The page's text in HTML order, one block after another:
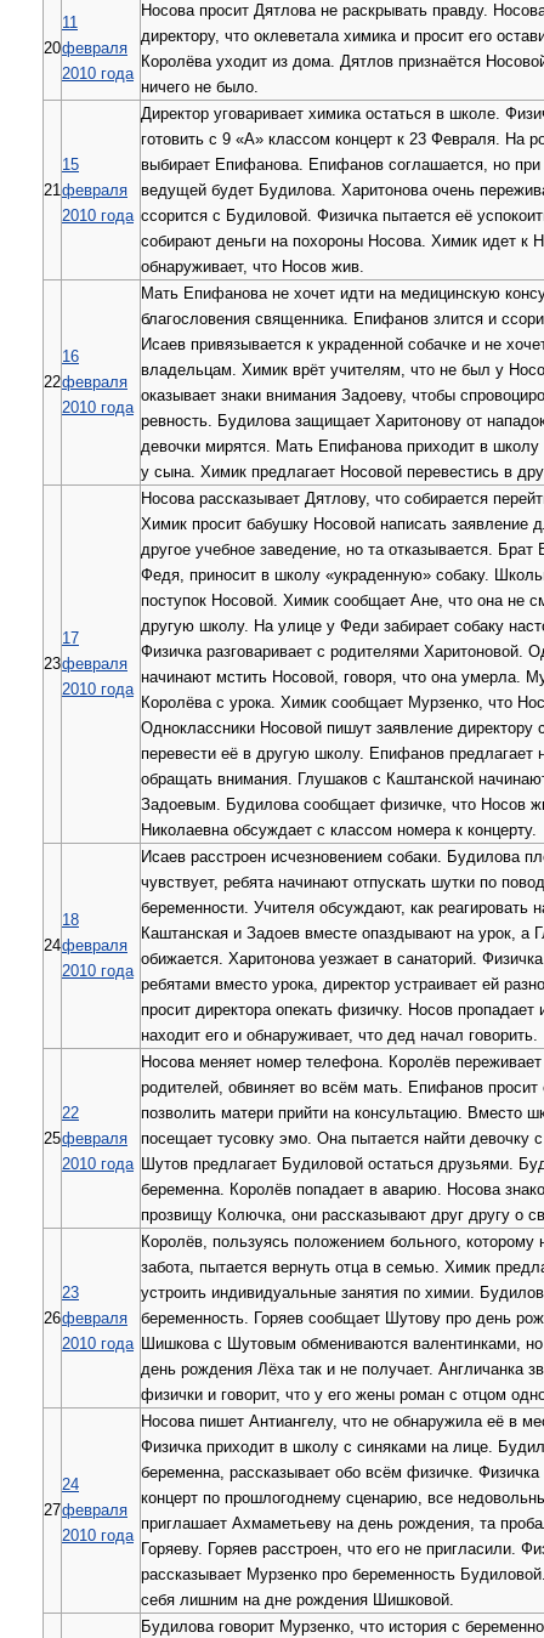
20
11
февраля
2010 года
Носова просит Дятлова не раскрывать правду.
директору, что оклеветала химика и просит его
Королёва уходит из дома. Дятлов признаётся
ничего не было.
21
15
февраля
2010 года
Директор уговаривает химика остаться в школе.
готовить с 9 «А» классом концерт к 23 Февраля. На
выбирает Епифанова. Епифанов соглашается, но при
ведущей будет Будилова. Харитонова очень
ссорится с Будиловой. Физичка пытается её
собирают деньги на похороны Носова. Химик идет к
обнаруживает, что Носов жив.
22
16
февраля
2010 года
Мать Епифанова не хочет идти на медицинскую
благословения священника. Епифанов злится и
Исаев привязывается к украденной собачке и не
владельцам. Химик врёт учителям, что не был у
оказывает знаки внимания Задоеву, чтобы
ревность. Будилова защищает Харитонову от
девочки мирятся. Мать Епифанова приходит в школу
у сына. Химик предлагает Носовой перевестись в
23
17
февраля
2010 года
Носова рассказывает Дятлову, что собирается
Химик просит бабушку Носовой написать заявление
другое учебное заведение, но та отказывается.
Федя, приносит в школу «украденную» собаку.
поступок Носовой. Химик сообщает Ане, что она не
другую школу. На улице у Феди забирает собаку
Физичка разговаривает с родителями Харитоновой.
начинают мстить Носовой, говоря, что она умерла.
Королёва с урока. Химик сообщает Мурзенко, что
Одноклассники Носовой пишут заявление директору
перевести её в другую школу. Епифанов предлагает
обращать внимания. Глушаков с Каштанской
Задоевым. Будилова сообщает физичке, что Носов
Николаевна обсуждает с классом номера к концерту.
24
18
февраля
2010 года
Исаев расстроен исчезновением собаки. Будилова
чувствует, ребята начинают отпускать шутки по
беременности. Учителя обсуждают, как реагировать
Каштанская и Задоев вместе опаздывают на урок, а
обижается. Харитонова уезжает в санаторий.
ребятами вместо урока, директор устраивает ей
просит директора опекать физичку. Носов
находит его и обнаруживает, что дед начал говорить.
25
22
февраля
2010 года
Носова меняет номер телефона. Королёв переживает
родителей, обвиняет во всём мать. Епифанов просит
позволить матери прийти на консультацию. Вместо
посещает тусовку эмо. Она пытается найти девочку
Шутов предлагает Будиловой остаться друзьями.
беременна. Королёв попадает в аварию. Носова
прозвищу Колючка, они рассказывают друг другу о
26
23
февраля
2010 года
Королёв, пользуясь положением больного, которому
забота, пытается вернуть отца в семью. Химик
устроить индивидуальные занятия по химии.
беременность. Горяев сообщает Шутову про день
Шишкова с Шутовым обмениваются валентинками,
день рождения Лёха так и не получает. Англичанка
физички и говорит, что у его жены роман с отцом
27
24
февраля
2010 года
Носова пишет Антиангелу, что не обнаружила её в
Физичка приходит в школу с синяками на лице.
беременна, рассказывает обо всём физичке.
концерт по прошлогоднему сценарию, все
приглашает Ахмаметьеву на день рождения, та
Горяеву. Горяев расстроен, что его не пригласили.
рассказывает Мурзенко про беременность
себя лишним на дне рождения Шишковой.
Будилова говорит Мурзенко, что история с